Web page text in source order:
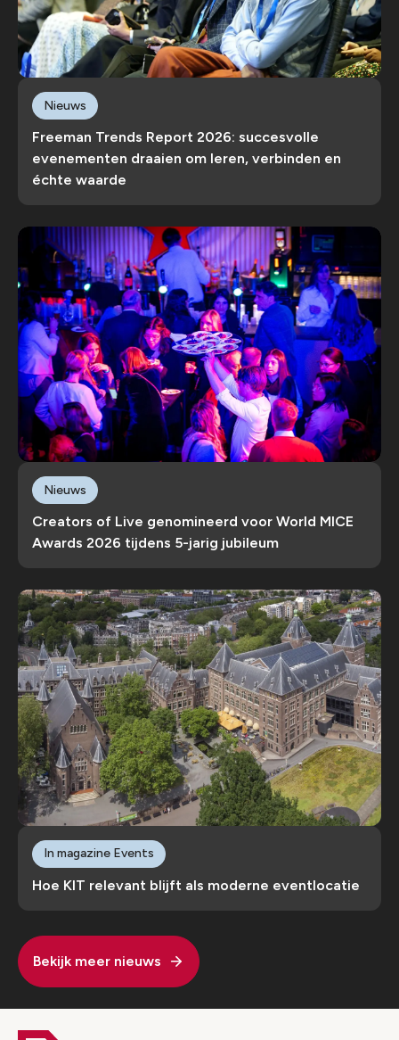
Freeman Trends Report 2026: succesvolle
evenementen draaien om leren, verbinden en
échte waarde
Nieuws
Creators of Live genomineerd voor World MICE
Awards 2026 tijdens 5-jarig jubileum
Nieuws
Hoe KIT relevant blijft als moderne eventlocatie
In magazine Events
Bekijk meer nieuws